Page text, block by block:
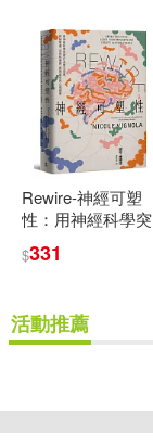
Rewire-神經可塑
性：用神經科學突
終結焦慮、恐慌和
$331
活動推薦